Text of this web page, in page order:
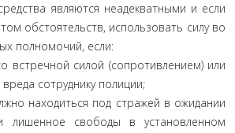
являются неадекватными и если
обстоятельств, использовать силу во
полномочий, если:
встречной силой (сопротивлением) или
сотруднику полиции;
находиться под стражей в ожидании
лишенное свободы в установленном